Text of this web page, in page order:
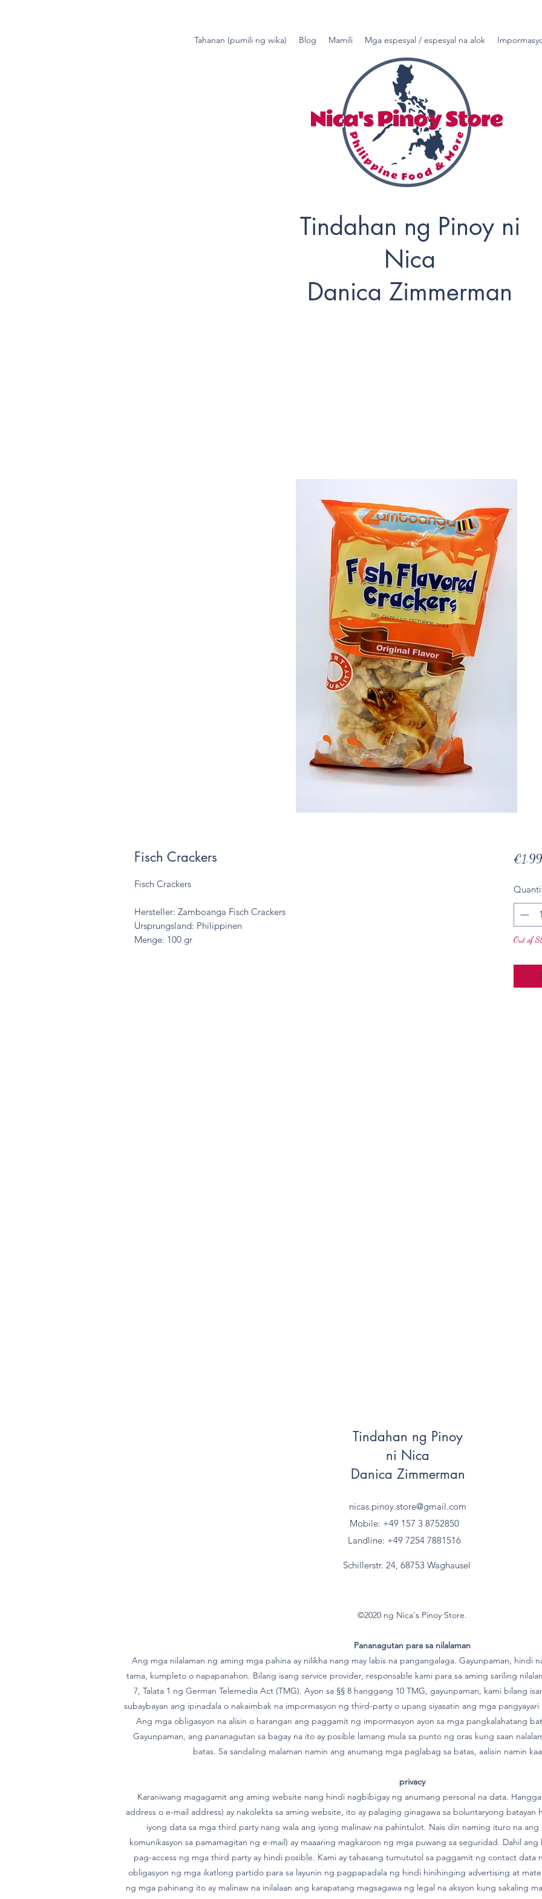
Tahanan (pumili ng wika) Blog Mamili Mga espesyal / espesyal na alok
Tindahan ng Pinoy ni
Nica
Danica Zimmerman
Fisch Crackers
Fisch Crackers
Hersteller: Zamboanga Fisch Crackers
Ursprungsland: Philippinen
Menge: 100 gr
€1.99
Out of
Tindahan ng Pinoy
ni Nica
Danica Zimmerman
nicas.pinoy.store@gmail.com
Mobile: +49 157 3 8752850
Landline: +49 7254 7881516
Schillerstr. 24, 68753 Waghausel
©2020 ng Nica's Pinoy Store.
Pananagutan para sa nilalaman
Ang mga nilalaman ng aming mga pahina ay nilikha nang may labis na pangangalaga. Gayunpaman, hindi
tama, kumpleto o napapanahon. Bilang isang service provider, responsable kami para sa aming sariling
7, Talata 1 ng German Telemedia Act (TMG). Ayon sa §§ 8 hanggang 10 TMG, gayunpaman, kami bilang
subaybayan ang ipinadala o nakaimbak na impormasyon ng third-party o upang siyasatin ang mga
Ang mga obligasyon na alisin o harangan ang paggamit ng impormasyon ayon sa mga pangkalahatang
Gayunpaman, ang pananagutan sa bagay na ito ay posible lamang mula sa punto ng oras kung saan
batas. Sa sandaling malaman namin ang anumang mga paglabag sa batas, aalisin namin
privacy
Karaniwang magagamit ang aming website nang hindi nagbibigay ng anumang personal na data.
address o e-mail address) ay nakolekta sa aming website, ito ay palaging ginagawa sa boluntaryong
iyong data sa mga third party nang wala ang iyong malinaw na pahintulot. Nais din naming ituro na
komunikasyon sa pamamagitan ng e-mail) ay maaaring magkaroon ng mga puwang sa seguridad. Dahil
pag-access ng mga third party ay hindi posible. Kami ay tahasang tumututol sa paggamit ng contact data
obligasyon ng mga ikatlong partido para sa layunin ng pagpapadala ng hindi hinihinging advertising at
ng mga pahinang ito ay malinaw na inilalaan ang karapatang magsagawa ng legal na aksyon kung sakaling